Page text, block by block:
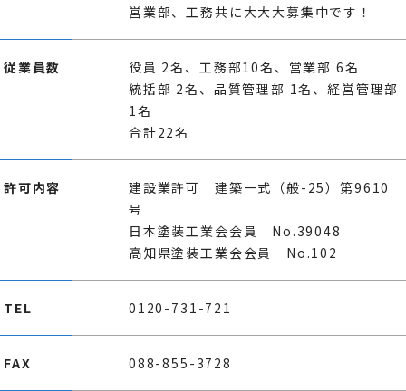
営業部、工務共に大大大募集中です！
従業員数
役員 2名、工務部10名、営業部 6名
統括部 2名、品質管理部 1名、経営管理部
1名
合計22名
許可内容
建設業許可 建築一式（般-25）第9610
号
日本塗装工業会会員 No.39048
高知県塗装工業会会員 No.102
TEL 0120-731-721
FAX 088-855-3728